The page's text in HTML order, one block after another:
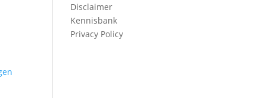
Disclaimer
Kennisbank
Privacy Policy